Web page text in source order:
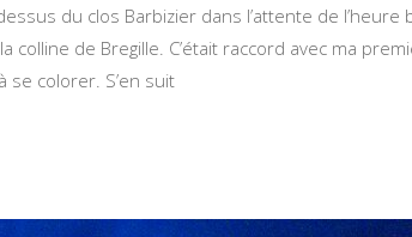
du clos Barbizier dans l’attente de l’heure
de Bregille. C’était raccord avec ma
colorer. S’en suit